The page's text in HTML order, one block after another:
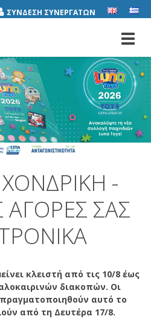
ΣΥΝΔΕΣΗ ΣΥΝΕΡΓΑΤΩΝ
-
ΑΓΟΡΈΣ ΣΑΣ
κλειστή από τις 10/8 έως
διακοπών. Οι
αυτό το
από τη Δευτέρα 17/8.